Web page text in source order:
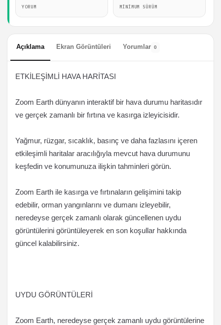
YORUM MINIMUM SÜRÜM
Açıklama Ekran Görüntüleri Yorumlar 0
ETKİLEŞİMLİ HAVA HARİTASI
Zoom Earth dünyanın interaktif bir hava durumu haritasıdır
ve gerçek zamanlı bir fırtına ve kasırga izleyicisidir.
Yağmur, rüzgar, sıcaklık, basınç ve daha fazlasını içeren
etkileşimli haritalar aracılığıyla mevcut hava durumunu
keşfedin ve konumunuza ilişkin tahminleri görün.
Zoom Earth ile kasırga ve fırtınaların gelişimini takip
edebilir, orman yangınlarını ve dumanı izleyebilir,
neredeyse gerçek zamanlı olarak güncellenen uydu
görüntülerini görüntüleyerek en son koşullar hakkında
güncel kalabilirsiniz.
UYDU GÖRÜNTÜLERİ
Zoom Earth, neredeyse gerçek zamanlı uydu görüntülerine